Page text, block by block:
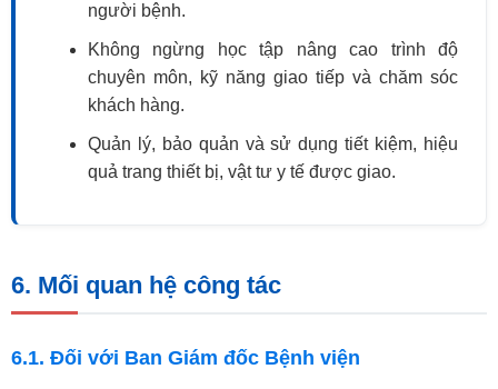
người bệnh.
Không ngừng học tập nâng cao trình độ
chuyên môn, kỹ năng giao tiếp và chăm sóc
khách hàng.
Quản lý, bảo quản và sử dụng tiết kiệm, hiệu
quả trang thiết bị, vật tư y tế được giao.
6. Mối quan hệ công tác
6.1. Đối với Ban Giám đốc Bệnh viện